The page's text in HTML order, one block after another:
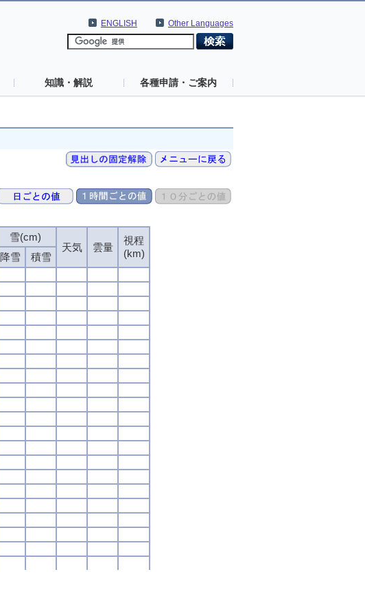
Other Languages
ENGLISH
知識・解説 各種申請・ご案内
雪(cm)
天気
雲量
視程
(km)
降雪
積雪
雪(cm)
天気
雲量
視程
(km)
降雪
積雪
雪(cm)
天気
雲量
視程
(km)
降雪
積雪
雪(cm)
天気
雲量
視程
(km)
降雪
積雪